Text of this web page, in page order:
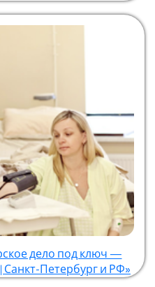
дело под ключ —
Петербург и РФ»